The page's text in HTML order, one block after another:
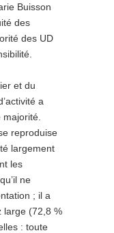
Buisson
des
des UD
et du
a
reproduise
largement
les
ne
; il a
large (72,8 %
: toute